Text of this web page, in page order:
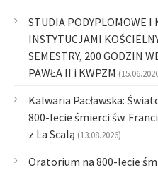
STUDIA PODYPLOMOWE I
INSTYTUCJAMI
SEMESTRY, 200 GODZIN
PAWŁA II i KWPZM
Kalwaria Pacławska:
800-lecie śmierci św.
z La Scalą (13.08.2026)
Oratorium na 800-lecie